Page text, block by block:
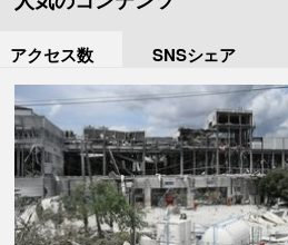
アクセス数 SNSシェア